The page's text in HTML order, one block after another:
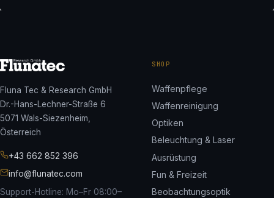
Fluna Tec & Research GmbH
Dr.-Hans-Lechner-Straße 6
5071 Wals-Siezenheim,
Österreich
+43 662 852 396
info@flunatec.com
Support-Hotline: Mo–Fr 08:00–
SHOP
Waffenpflege
Waffenreinigung
Optiken
Beleuchtung & Laser
Ausrüstung
Fun & Freizeit
Beobachtungsoptik